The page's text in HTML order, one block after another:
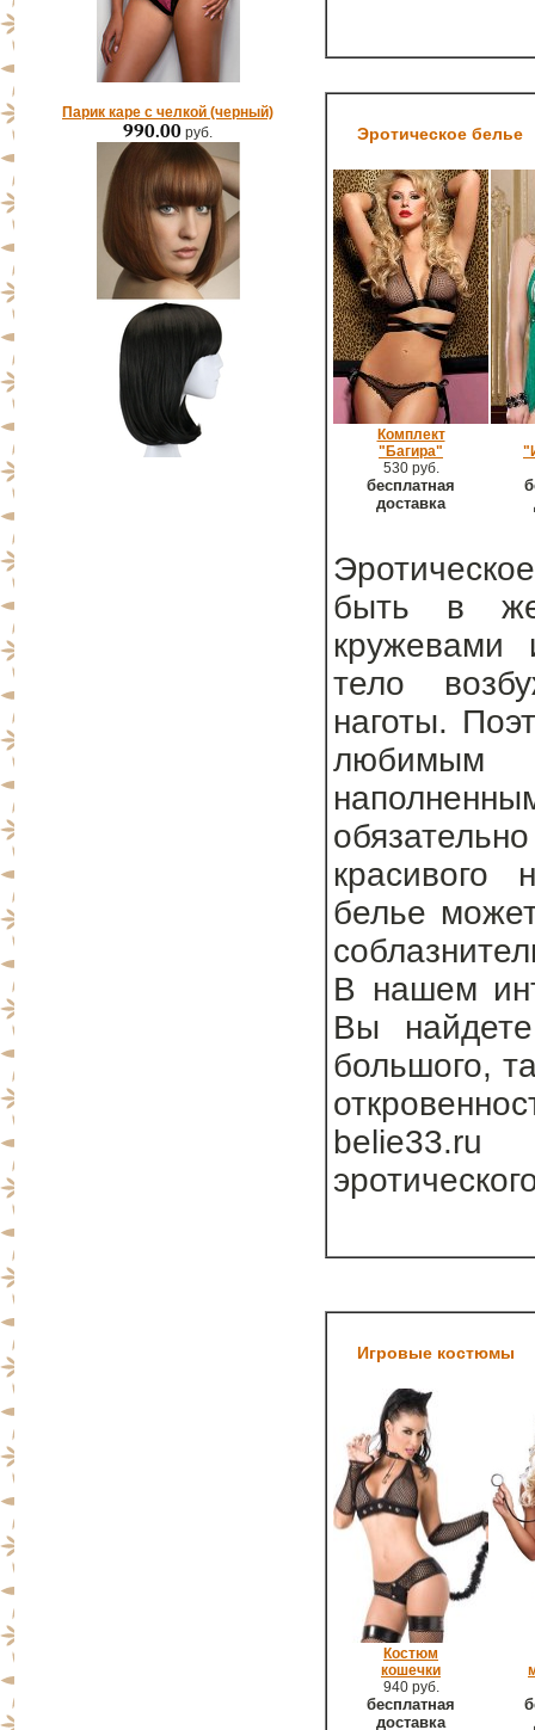
Парик каре с челкой (черный)
990.00 руб. Эротическое белье
Комплект
"Багира"
530 руб.
бесплатная
доставка
быть в
кружевами
тело
наготы.
любимым
красивого
белье
В нашем
Вы
большого,
belie33.ru
Игровые костюмы
Костюм
кошечки
940 руб.
бесплатная
доставка